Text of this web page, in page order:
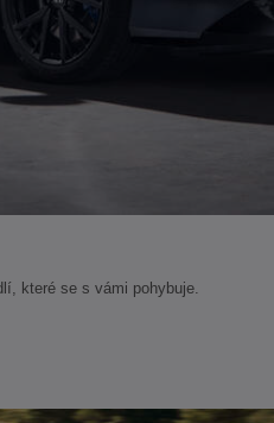
které se s vámi pohybuje.